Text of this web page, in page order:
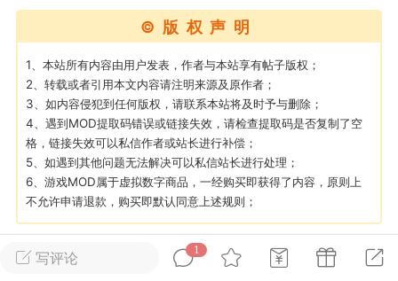
单机辅助引流私下售卖服务器外挂！
作弊模组的发布规范近期收到一些信息
作弊模组在联机服务器使用,为了维护游
环境，中文网特此发布以下声明，规范
模组的发布行为：1. *...
72 2.22w
大人
Lv.8
写评论
1
©版权声明
1、本站所有内容由用户发表，作者与本站享有帖子版权；
2、转载或者引用本文内容请注明来源及原作者；
3、如内容侵犯到任何版权，请联系本站将及时予与删除；
4、遇到MOD提取码错误或链接失效，请检查提取码是否复制了空
格，链接失效可以私信作者或站长进行补偿；
5、如遇到其他问题无法解决可以私信站长进行处理；
6、游戏MOD属于虚拟数字商品，一经购买即获得了内容，原则上
不允许申请退款，购买即默认同意上述规则；
0